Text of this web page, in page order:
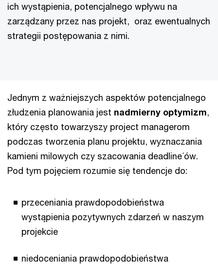
ich wystąpienia, potencjalnego wpływu na
zarządzany przez nas projekt, oraz ewentualnych
strategii postępowania z nimi.
Jednym z ważniejszych aspektów potencjalnego
złudzenia planowania jest nadmierny optymizm,
który często towarzyszy project managerom
podczas tworzenia planu projektu, wyznaczania
kamieni milowych czy szacowania deadline´ów.
Pod tym pojęciem rozumie się tendencje do:
przeceniania prawdopodobieństwa
wystąpienia pozytywnych zdarzeń w naszym
projekcie
niedoceniania prawdopodobieństwa